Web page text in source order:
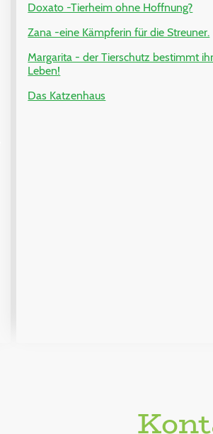
Doxato -Tierheim ohne Hoffnung?
Zana -eine Kämpferin für die Streuner.
Margarita - der Tierschutz bestimmt ihr
Leben!
Das Katzenhaus